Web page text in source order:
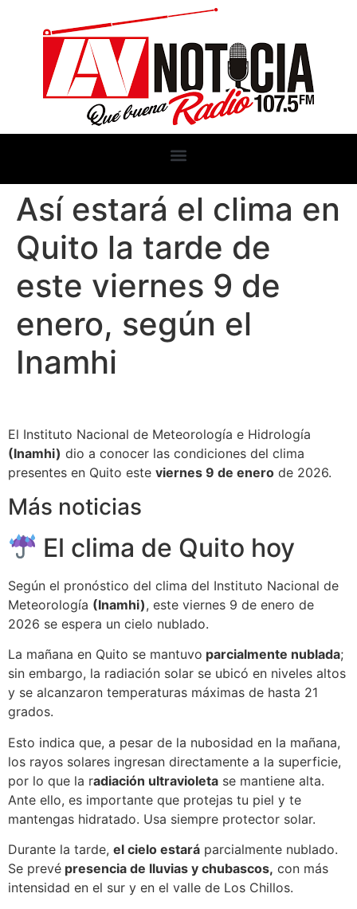
Así estará el clima en
Quito la tarde de
este viernes 9 de
enero, según el
Inamhi
El Instituto Nacional de Meteorología e Hidrología
(Inamhi) dio a conocer las condiciones del clima
presentes en Quito este viernes 9 de enero de 2026.
Más noticias
El clima de Quito hoy
Según el pronóstico del clima del Instituto Nacional de
Meteorología (Inamhi), este viernes 9 de enero de
2026 se espera un cielo nublado.
La mañana en Quito se mantuvo parcialmente nublada;
sin embargo, la radiación solar se ubicó en niveles altos
y se alcanzaron temperaturas máximas de hasta 21
grados.
Esto indica que, a pesar de la nubosidad en la mañana,
los rayos solares ingresan directamente a la superficie,
por lo que la radiación ultravioleta se mantiene alta.
Ante ello, es importante que protejas tu piel y te
mantengas hidratado. Usa siempre protector solar.
Durante la tarde, el cielo estará parcialmente nublado.
Se prevé presencia de lluvias y chubascos, con más
intensidad en el sur y en el valle de Los Chillos.